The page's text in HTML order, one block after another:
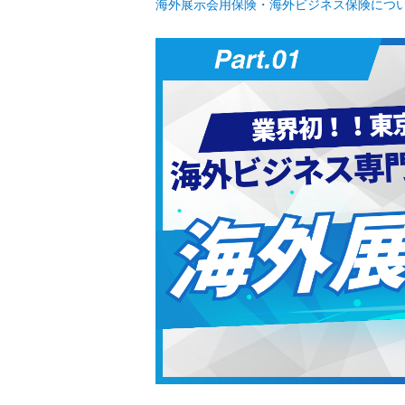
海外展示会用保険・海外ビジネス保険につ